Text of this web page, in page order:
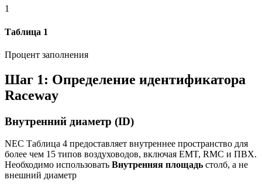
1
Таблица 1
Процент заполнения
Шаг 1: Определение идентификатора
Raceway
Внутренний диаметр (ID)
NEC Таблица 4 предоставляет внутреннее пространство для
более чем 15 типов воздуховодов, включая EMT, RMC и ПВХ.
Необходимо использовать Внутренняя площадь столб, а не
внешний диаметр